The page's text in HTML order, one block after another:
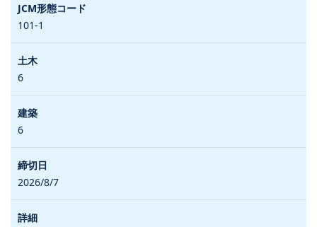
101-1
6
6
2026/8/7